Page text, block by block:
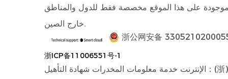
على هذا الموقع مخصصة فقط للدول والمناطق
خارج الصين.
浙公网安备
浙ICP备11006551号-1
الإنترنت خدمة معلومات المخدرات شهادة التأهيل：(浙)-非经营